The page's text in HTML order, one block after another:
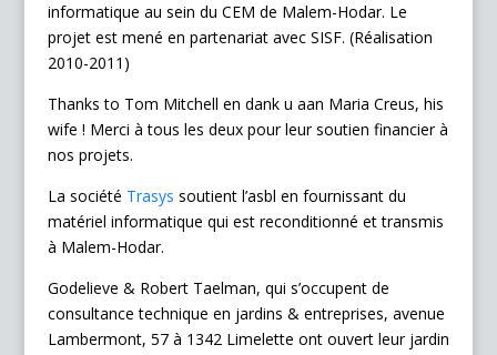
informatique au sein du CEM de Malem-Hodar. Le
projet est mené en partenariat avec SISF. (Réalisation
2010-2011)
Thanks to Tom Mitchell en dank u aan Maria Creus, his
wife ! Merci à tous les deux pour leur soutien financier à
nos projets.
La société Trasys soutient l’asbl en fournissant du
matériel informatique qui est reconditionné et transmis
à Malem-Hodar.
Godelieve & Robert Taelman, qui s’occupent de
consultance technique en jardins & entreprises, avenue
Lambermont, 57 à 1342 Limelette ont ouvert leur jardin